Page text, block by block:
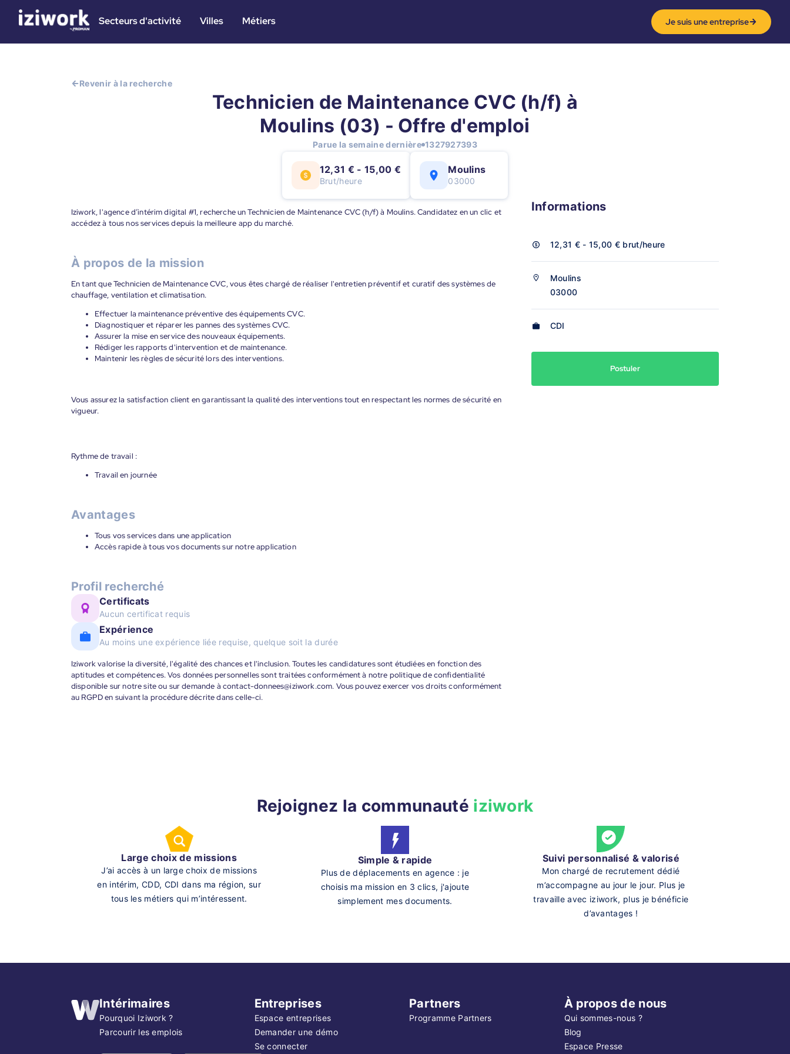
Secteurs d'activité Villes Métiers Je suis une entreprise
Revenir à la recherche
Technicien de Maintenance CVC (h/f) à
Moulins (03) - Offre d'emploi
Parue la semaine dernière 1327927393
12,31 € - 15,00 €
Brut/heure
Moulins
03000
Iziwork, l'agence d’intérim digital #1, recherche un Technicien de Maintenance CVC (h/f) à Moulins. Candidatez en un clic et
accédez à tous nos services depuis la meilleure app du marché.
À propos de la mission
En tant que Technicien de Maintenance CVC, vous êtes chargé de réaliser l'entretien préventif et curatif des systèmes de
chauffage, ventilation et climatisation.
Effectuer la maintenance préventive des équipements CVC.
Diagnostiquer et réparer les pannes des systèmes CVC.
Assurer la mise en service des nouveaux équipements.
Rédiger les rapports d'intervention et de maintenance.
Maintenir les règles de sécurité lors des interventions.
Vous assurez la satisfaction client en garantissant la qualité des interventions tout en respectant les normes de sécurité en
vigueur.
Rythme de travail :
Travail en journée
Avantages
Tous vos services dans une application
Accès rapide à tous vos documents sur notre application
Profil recherché
Certificats
Aucun certificat requis
Expérience
Au moins une expérience liée requise, quelque soit la durée
Iziwork valorise la diversité, l'égalité des chances et l'inclusion. Toutes les candidatures sont étudiées en fonction des
aptitudes et compétences. Vos données personnelles sont traitées conformément à notre politique de confidentialité
disponible sur notre site ou sur demande à contact-donnees@iziwork.com. Vous pouvez exercer vos droits conformément
au RGPD en suivant la procédure décrite dans celle-ci.
Informations
12,31 € - 15,00 € brut/heure
Moulins
03000
CDI
Postuler
Rejoignez la communauté iziwork
Large choix de missions
J’ai accès à un large choix de missions
en intérim, CDD, CDI dans ma région, sur
tous les métiers qui m’intéressent.
Simple & rapide
Plus de déplacements en agence : je
choisis ma mission en 3 clics, j'ajoute
simplement mes documents.
Suivi personnalisé & valorisé
Mon chargé de recrutement dédié
m’accompagne au jour le jour. Plus je
travaille avec iziwork, plus je bénéficie
d’avantages !
Intérimaires
Pourquoi Iziwork ?
Parcourir les emplois
Entreprises
Espace entreprises
Demander une démo
Se connecter
Partners
Programme Partners
À propos de nous
Qui sommes-nous ?
Blog
Espace Presse